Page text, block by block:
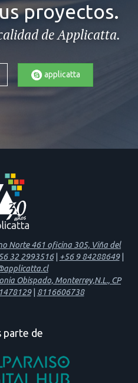
proyectos.
de Applicatta.
applicatta
Norte 461 oficina 305, Viña del
32 2993516| +56 9 84288649|
Obispado, Monterrey,N.L., CP
| 8116606738
parte de